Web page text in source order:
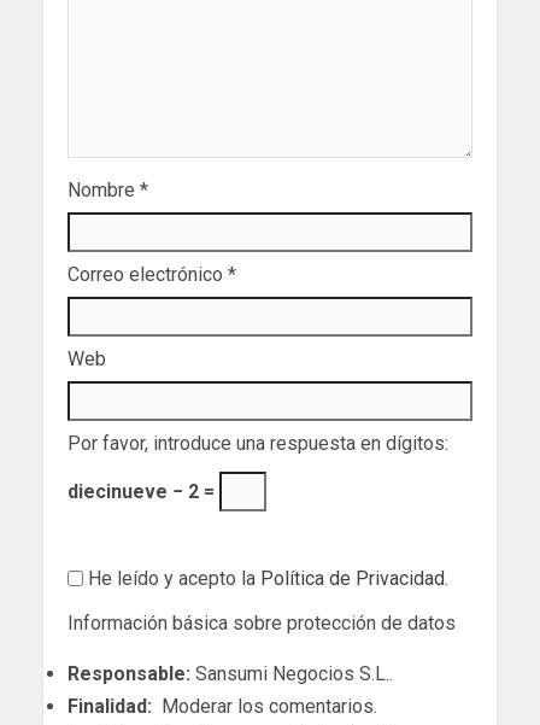
Nombre *
Correo electrónico *
Web
Por favor, introduce una respuesta en dígitos:
diecinueve − 2 =
He leído y acepto la Política de Privacidad.
Información básica sobre protección de datos
Responsable: Sansumi Negocios S.L..
Finalidad: Moderar los comentarios.